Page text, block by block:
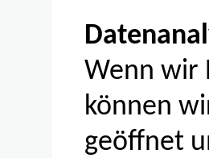
Wenn wir
können
geöffnet